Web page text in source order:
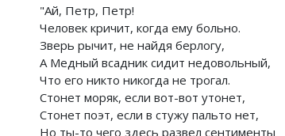
"Ай, Петр, Петр!
Человек кричит, когда ему больно.
Зверь рычит, не найдя берлогу,
А Медный всадник сидит недовольный,
Что его никто никогда не трогал.
Стонет моряк, если вот-вот утонет,
Стонет поэт, если в стужу пальто нет,
Но ты-то чего здесь развел сентименты